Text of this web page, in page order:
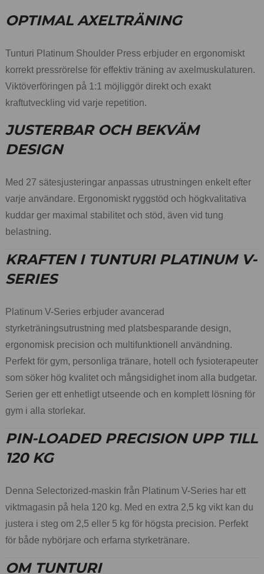
OPTIMAL AXELTRÄNING
Tunturi Platinum Shoulder Press erbjuder en ergonomiskt
korrekt pressrörelse för effektiv träning av axelmuskulaturen.
Viktöverföringen på 1:1 möjliggör direkt och exakt
kraftutveckling vid varje repetition.
JUSTERBAR OCH BEKVÄM
DESIGN
Med 27 sätesjusteringar anpassas utrustningen enkelt efter
varje användare. Ergonomiskt ryggstöd och högkvalitativa
kuddar ger maximal stabilitet och stöd, även vid tung
belastning.
KRAFTEN I TUNTURI PLATINUM V-
SERIES
Platinum V-Series erbjuder avancerad
styrketräningsutrustning med platsbesparande design,
ergonomisk precision och multifunktionell användning.
Perfekt för gym, personliga tränare, hotell och fysioterapeuter
som söker hög kvalitet och mångsidighet inom alla budgetar.
Serien ger ett enhetligt utseende och en komplett lösning för
gym i alla storlekar.
PIN-LOADED PRECISION UPP TILL
120 KG
Denna Selectorized-maskin från Platinum V-Series har ett
viktmagasin på hela 120 kg. Med en extra 2,5 kg vikt kan du
justera i steg om 2,5 eller 5 kg för högsta precision. Perfekt
för både nybörjare och erfarna styrketränare.
OM TUNTURI